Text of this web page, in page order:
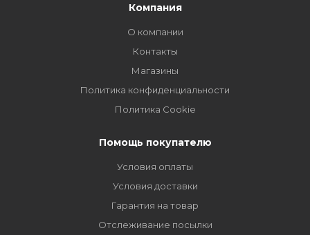
Компания
О компании
Контакты
Магазины
Политика конфиденциальности
Политика Cookie
Помощь покупателю
Условия оплаты
Условия доставки
Гарантия на товар
Отслеживание посылки